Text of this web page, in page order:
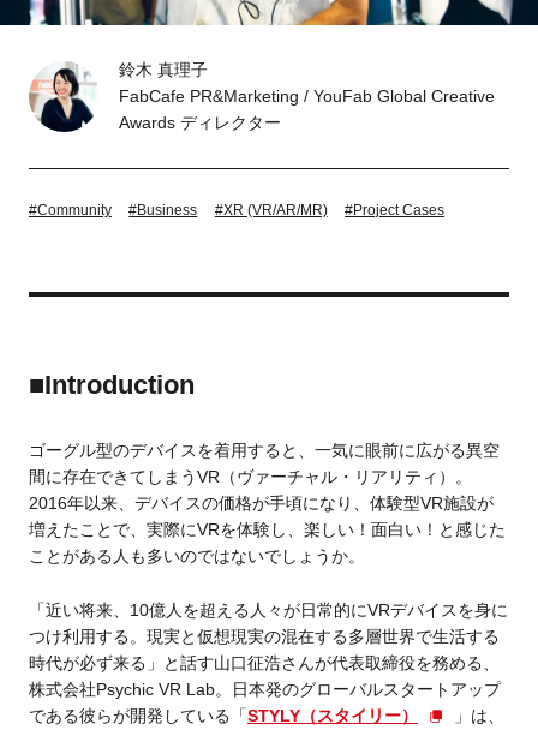
Toulouse Strasbourg
Kuala Lumpur Bangkok
Business service
鈴木 真理子
FabCafe PR&Marketing / YouFab Global Creative
Awards ディレクター
#Community #Business #XR (VR/AR/MR) #Project Cases
■Introduction
ゴーグル型のデバイスを着用すると、一気に眼前に広がる異空
間に存在できてしまうVR（ヴァーチャル・リアリティ）。
2016年以来、デバイスの価格が手頃になり、体験型VR施設が
増えたことで、実際にVRを体験し、楽しい！面白い！と感じた
ことがある人も多いのではないでしょうか。
「近い将来、10億人を超える人々が日常的にVRデバイスを身に
つけ利用する。現実と仮想現実の混在する多層世界で生活する
時代が必ず来る」と話す山口征浩さんが代表取締役を務める、
株式会社Psychic VR Lab。日本発のグローバルスタートアップ
である彼らが開発している「STYLY（スタイリー）
」は、